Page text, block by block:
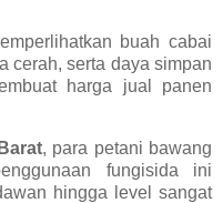
buah cabai
cerah, serta daya simpan
harga jual panen
, para petani bawang
fungisida ini
hingga level sangat